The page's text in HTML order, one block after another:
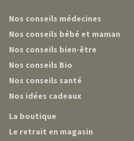
Nos conseils médecines
Nos conseils bébé et maman
Nos conseils bien-être
Nos conseils Bio
Nos conseils santé
Nos idées cadeaux
La boutique
Le retrait en magasin